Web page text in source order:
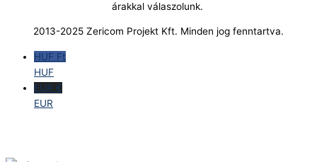
árakkal válaszolunk.
2013-2025 Zericom Projekt Kft. Minden jog fenntartva.
HUF Ft
HUF
EUR €
EUR